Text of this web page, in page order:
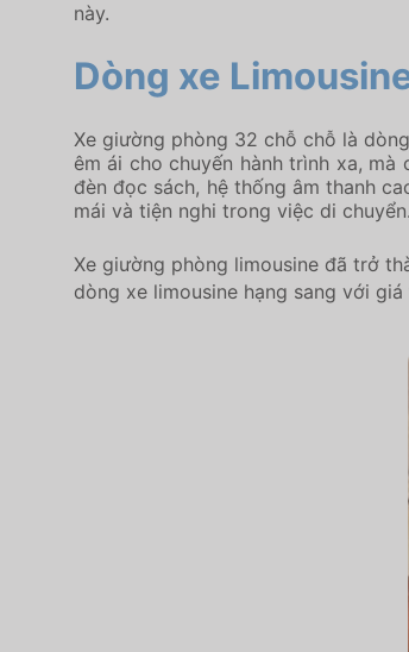
này.
Dòng xe
Xe giường phòng 32 chỗ chỗ là
êm ái cho chuyến hành trình xa,
đèn đọc sách, hệ thống âm thanh
mái và tiện nghi trong việc di chuyển.
Xe giường phòng limousine đã trở
dòng xe limousine hạng sang với